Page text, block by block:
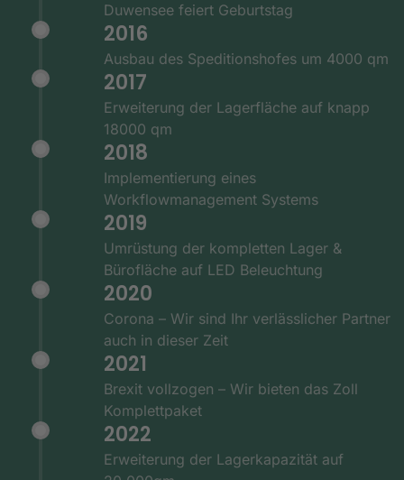
Duwensee feiert Geburtstag
2016
Ausbau des Speditionshofes um 4000 qm
2017
Erweiterung der Lagerfläche auf knapp
18000 qm
2018
Implementierung eines
Workflowmanagement Systems
2019
Umrüstung der kompletten Lager &
Bürofläche auf LED Beleuchtung
2020
Corona – Wir sind Ihr verlässlicher Partner
auch in dieser Zeit
2021
Brexit vollzogen – Wir bieten das Zoll
Komplettpaket
2022
Erweiterung der Lagerkapazität auf